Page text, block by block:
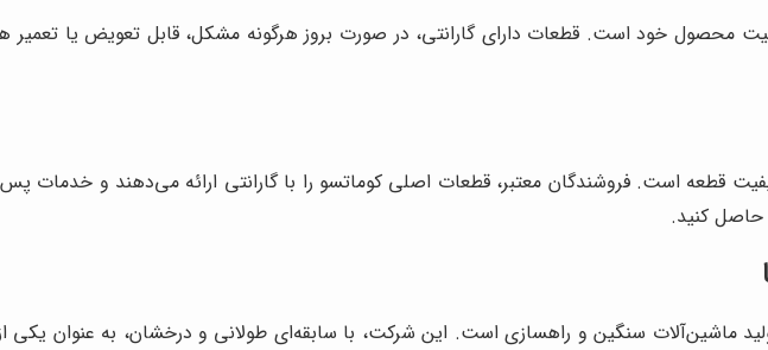
محصول خود است. قطعات دارای گارانتی، در صورت بروز هرگونه مشکل، قابل تعویض یا تعمیر
قطعه است. فروشندگان معتبر، قطعات اصلی کوماتسو را با گارانتی ارائه می‌دهند و خدمات
حاصل کنید.
ماشین‌آلات سنگین و راهسازی است. این شرکت، با سابقه‌ای طولانی و درخشان، به عنوان